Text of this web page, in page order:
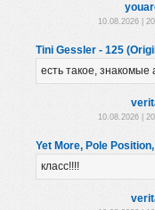
10.08.2026 |
Tini Gessler - 125
есть такое, знакомые
10.08.2026 |
Yet More, Pole
класс!!!!